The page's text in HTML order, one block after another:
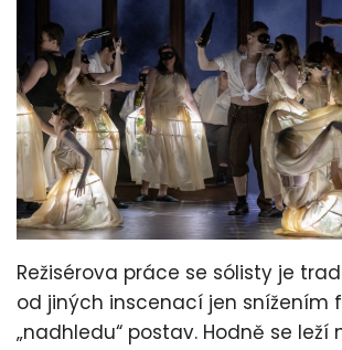
Režisérova práce se sólisty je
od jiných inscenací jen snížením
„nadhledu“ postav. Hodně se leží